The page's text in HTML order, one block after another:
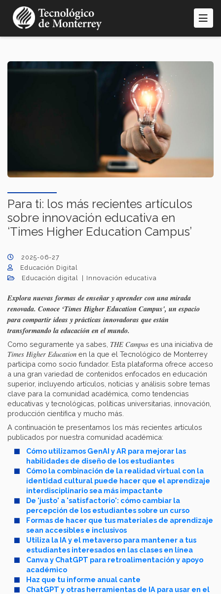
contenido
Para ti: los más recientes artículos
sobre innovación educativa en
‘Times Higher Education Campus’
2025-06-27
Educación Digital
Educación digital
Innovación educativa
Explora nuevas formas de enseñar y aprender con una mirada
renovada. Conoce ‘Times Higher Education Campus', un espacio
para compartir ideas y prácticas innovadoras que están
transformando la educación en el mundo.
Como seguramente ya sabes, THE Campus es una iniciativa de
Times Higher Education en la que el Tecnológico de Monterrey
participa como socio fundador. Esta plataforma ofrece acceso
a una gran variedad de contenidos enfocados en educación
superior, incluyendo artículos, noticias y análisis sobre temas
clave para la comunidad académica, como tendencias
educativas y tecnológicas, políticas universitarias, innovación,
producción científica y mucho más.
A continuación te presentamos los más recientes artículos
publicados por nuestra comunidad académica:
Cómo utilizamos GenAI y AR para mejorar las
habilidades de diseño de los estudiantes
Cómo la combinación de la realidad virtual con la
identidad cultural puede hacer que el aprendizaje
interdisciplinario sea más impactante
De 'justo' a 'satisfactorio': cómo cambiar la
percepción de los estudiantes sobre un curso
Formas de hacer que tus materiales de aprendizaje
sean accesibles e inclusivos
Utiliza la IA y el metaverso para mantener a tus
estudiantes interesados ​​en las clases en línea
Canva y ChatGPT para retroalimentación y apoyo
académico
Haz que tu informe anual cante
ChatGPT y otras herramientas de IA para usar en el